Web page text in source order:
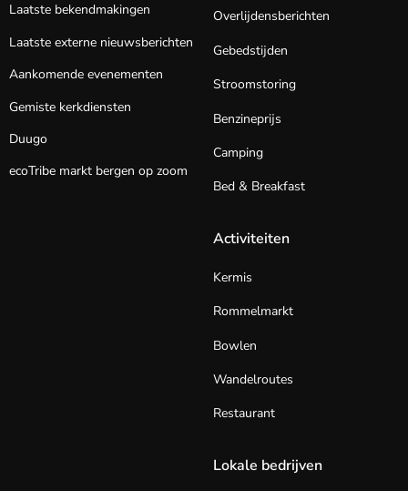
Laatste bekendmakingen
Laatste externe nieuwsberichten
Aankomende evenementen
Gemiste kerkdiensten
Duugo
ecoTribe markt bergen op zoom
Overlijdensberichten
Gebedstijden
Stroomstoring
Benzineprijs
Camping
Bed & Breakfast
Activiteiten
Kermis
Rommelmarkt
Bowlen
Wandelroutes
Restaurant
Lokale bedrijven